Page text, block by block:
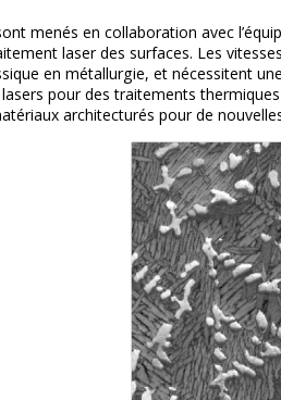
menés en collaboration avec
laser des surfaces. Les
en métallurgie, et nécessitent
lasers pour des traitements
architecturés pour de